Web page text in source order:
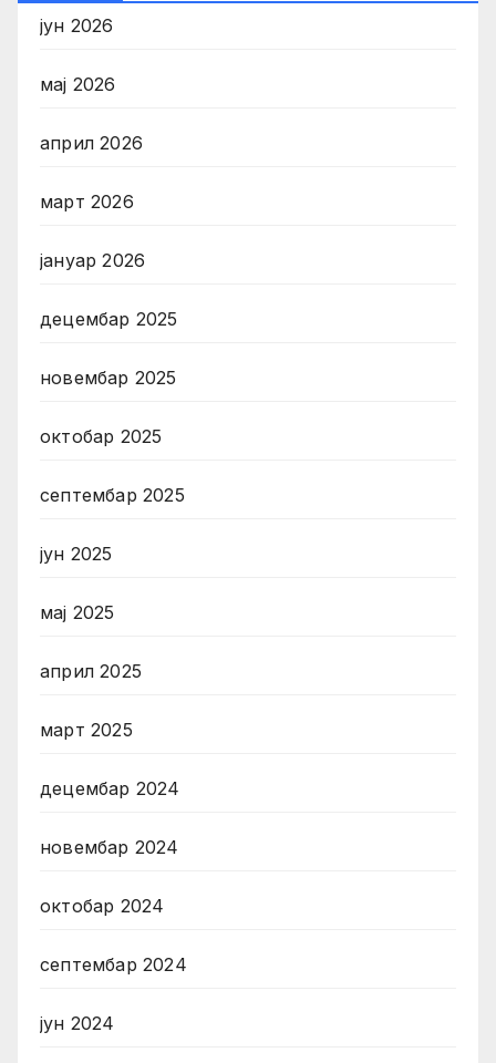
јун 2026
мај 2026
април 2026
март 2026
јануар 2026
децембар 2025
новембар 2025
октобар 2025
септембар 2025
јун 2025
мај 2025
април 2025
март 2025
децембар 2024
новембар 2024
октобар 2024
септембар 2024
јун 2024